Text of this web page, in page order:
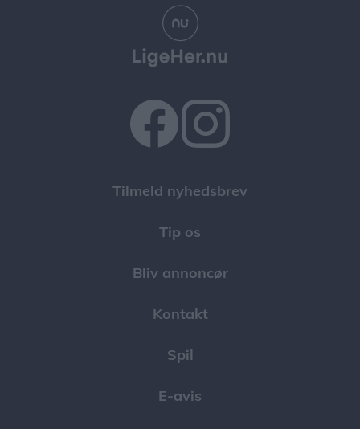
Tilmeld nyhedsbrev
Tip os
Bliv annoncør
Kontakt
Spil
E-avis